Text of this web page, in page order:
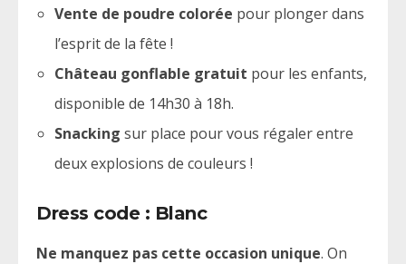
Vente de poudre colorée pour plonger dans
l’esprit de la fête !
Château gonflable gratuit pour les enfants,
disponible de 14h30 à 18h.
Snacking sur place pour vous régaler entre
deux explosions de couleurs !
Dress code : Blanc
Ne manquez pas cette occasion unique. On